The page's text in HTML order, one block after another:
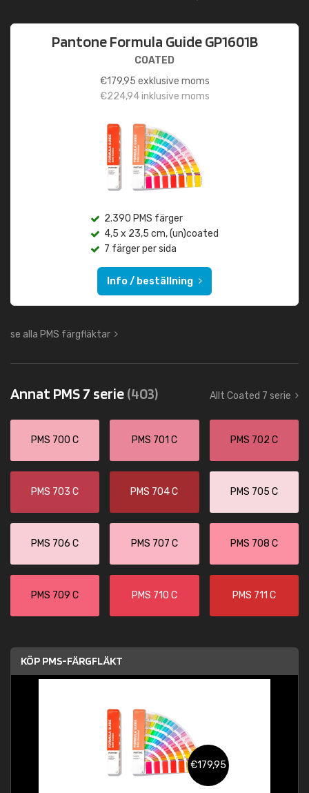
Pantone Formula Guide GP1601B
COATED
€179,95 exklusive moms
€224,94inklusive moms
2.390 PMS färger
4,5 x 23,5 cm, (un)coated
7 färger per sida
Info / beställning
se alla PMS färgfläktar
Annat PMS 7 serie(403) Allt Coated 7 serie
PMS 700 C PMS 701 C PMS 702 C
PMS 703 C PMS 704 C PMS 705 C
PMS 706 C PMS 707 C PMS 708 C
PMS 709 C PMS 710 C PMS 711 C
KÖP PMS-FÄRGFLÄKT
€179,95